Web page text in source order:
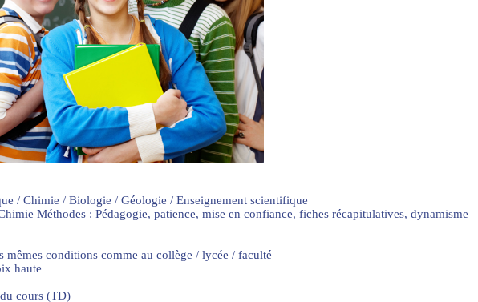
/ Chimie / Biologie / Géologie / Enseignement scientifique
Méthodes : Pédagogie, patience, mise en confiance, fiches récapitulatives, dynamisme
mêmes conditions comme au collège / lycée / faculté
haute
cours (TD)